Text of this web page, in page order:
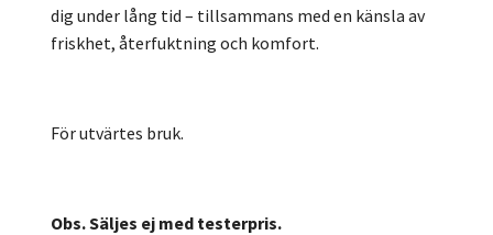
dig under lång tid – tillsammans med en känsla av
friskhet, återfuktning och komfort.
För utvärtes bruk.
Obs. Säljes ej med testerpris.